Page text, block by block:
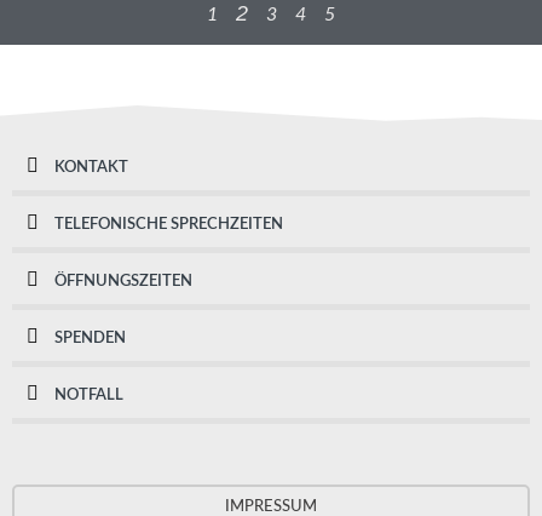
1 2 3 4 5
KONTAKT
TELEFONISCHE SPRECHZEITEN
ÖFFNUNGSZEITEN
SPENDEN
NOTFALL
IMPRESSUM